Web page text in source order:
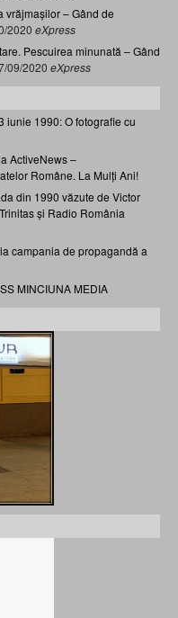
vrăjmașilor – Gând de
2020 eXpress
Pescuirea minunată – Gând
09/2020 eXpress
iunie 1990: O fotografie cu
ActiveNews –
Române. La Mulți Ani!
din 1990 văzute de Victor
și Radio România
campania de propagandă a
MINCIUNA MEDIA